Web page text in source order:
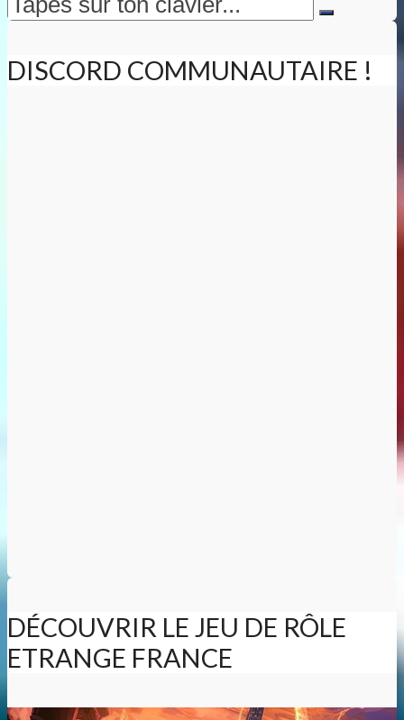
DISCORD COMMUNAUTAIRE !
DÉCOUVRIR LE JEU DE RÔLE
ETRANGE FRANCE